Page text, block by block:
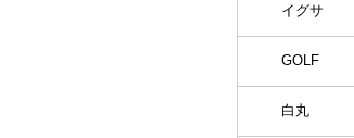
イグサ
GOLF
白丸